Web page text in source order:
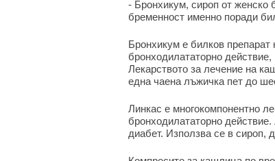
- Бронхикум, сироп от женско
бременност именно поради
Бронхикум е билков
бронходилататорно
Лекарството за лечение на
една чаена лъжичка пет до
Линкас е многокомпонентно
бронходилататорно
диабет. Използва се в сироп,